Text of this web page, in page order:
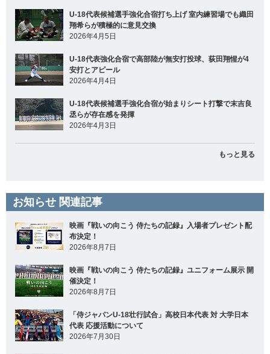
U-18代表候補選手強化合宿打ち上げ 室内練習場でも織田
翔希らが積極的に意見交換
2026年4月5日
U-18代表強化合宿で高部陸が無安打投球、荻田翔惺が4
安打とアピール
2026年4月4日
U-18代表候補選手強化合宿が始まりシート打撃で末吉良
丞らが存在感を発揮
2026年4月3日
もっと見る
お知らせ 関連記事
映画『戦いの向こう 侍たちの記録』入場者プレゼント配
布決定！
2026年8月7日
映画『戦いの向こう 侍たちの記録』ユニフォーム展示 開
催決定！
2026年8月7日
「侍ジャパンU-18壮行試合」高校日本代表 対 大学日本
代表 応援活動について
2026年7月30日